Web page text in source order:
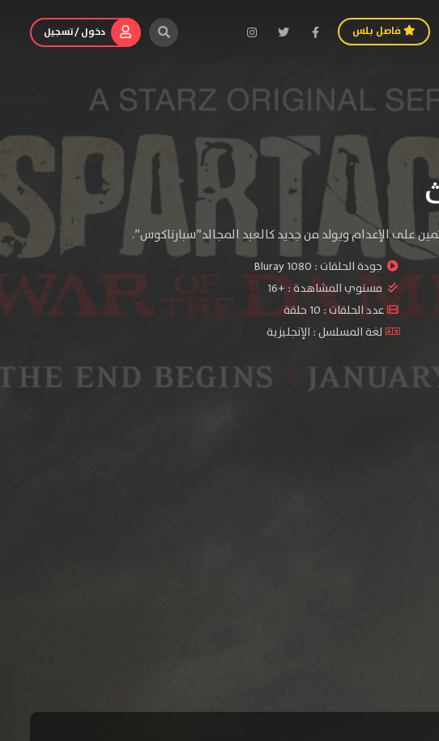
فاصل بلس دخول / تسجيل
على الإعدام ويولد من جديد كالعبد المجالد”سبارتاكوس”.
جودة الحلقات : 1080 Bluray
مستوي المشاهدة : +16
عدد الحلقات : 10 حلقة
لغة المسلسل : الإنجليزية